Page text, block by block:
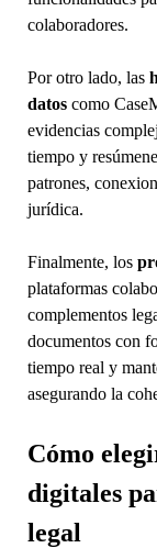
colaboradores.
Por otro lado, las
datoscomo
evidencias
tiempo y
patrones,
jurídica.
Finalmente, los
plataformas
complementos
documentos con
tiempo real y
asegurando la
Cómo
digitales
legal